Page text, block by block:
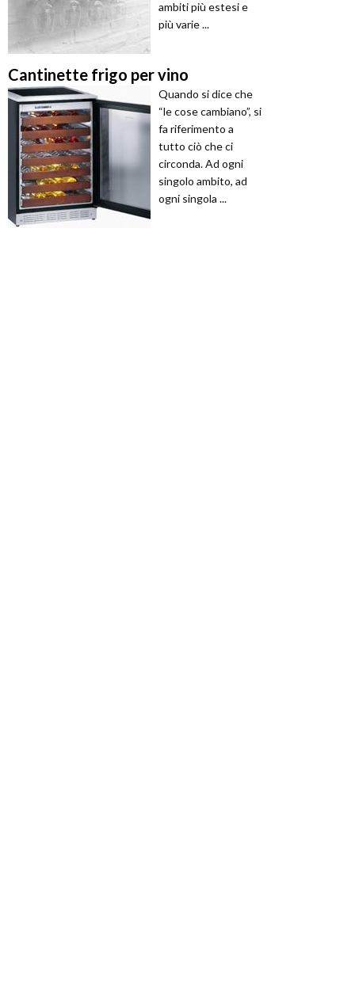
ambiti più estesi e
più varie ...
Cantinette frigo per vino
Quando si dice che
“le cose cambiano”, si
fa riferimento a
tutto ciò che ci
circonda. Ad ogni
singolo ambito, ad
ogni singola ...